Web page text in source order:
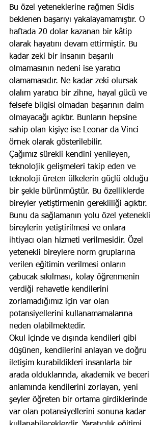
Bu özel yeteneklerine rağmen Sidis
beklenen başarıyı yakalayamamıştır. O
haftada 20 dolar kazanan bir kâtip
olarak hayatını devam ettirmiştir. Bu
kadar zeki bir insanın başarılı
olmamasının nedeni ise yaratıcı
olamamasıdır. Ne kadar zeki olursak
olalım yaratıcı bir zihne, hayal gücü ve
felsefe bilgisi olmadan başarının daim
olmayacağı açıktır. Bunların hepsine
sahip olan kişiye ise Leonar da Vinci
örnek olarak gösterilebilir.
Çağımız sürekli kendini yenileyen,
teknolojik gelişmeleri takip eden ve
teknoloji üreten ülkelerin güçlü olduğu
bir şekle bürünmüştür. Bu özelliklerde
bireyler yetiştirmenin gerekliliği açıktır.
Bunu da sağlamanın yolu özel yetenekli
bireylerin yetiştirilmesi ve onlara
ihtiyacı olan hizmeti verilmesidir. Özel
yetenekli bireylere norm gruplarına
verilen eğitimin verilmesi onların
çabucak sıkılması, kolay öğrenmenin
verdiği rehavetle kendilerini
zorlamadığımız için var olan
potansiyellerini kullanamamalarına
neden olabilmektedir.
Okul içinde ve dışında kendileri gibi
düşünen, kendilerini anlayan ve doğru
iletişim kurabildikleri insanlarla bir
arada olduklarında, akademik ve beceri
anlamında kendilerini zorlayan, yeni
şeyler öğreten bir ortama girdiklerinde
var olan potansiyellerini sonuna kadar